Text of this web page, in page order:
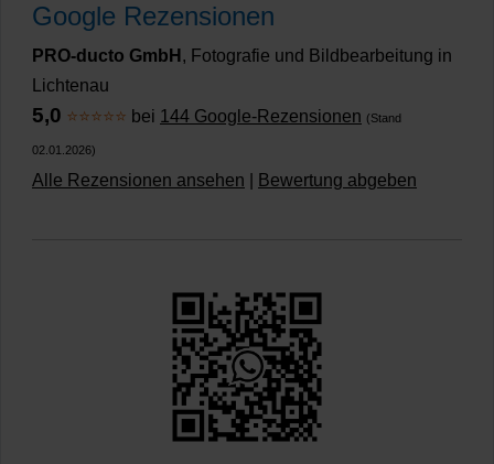
Google Rezensionen
PRO-ducto GmbH , Fotografie und Bildbearbeitung in
Lichtenau
5,0 ⭐⭐⭐⭐⭐ bei 144 Google-Rezensionen (Stand
02.01.2026)
Alle Rezensionen ansehen Bewertung abgeben